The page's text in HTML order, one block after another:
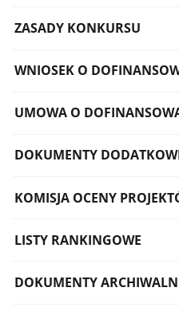
ZASADY KONKURSU
WNIOSEK O
UMOWA O
DOKUMENTY
KOMISJA OCENY
LISTY RANKINGOWE
DOKUMENTY